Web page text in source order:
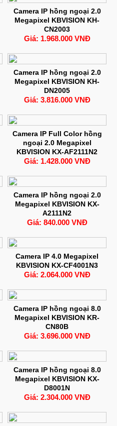
Camera IP hồng ngoại 2.0
Megapixel KBVISION KH-
CN2003
Giá: 1.968.000 VNĐ
Camera IP hồng ngoại 2.0
Megapixel KBVISION KH-
DN2005
Giá: 3.816.000 VNĐ
Camera IP Full Color hồng
ngoại 2.0 Megapixel
KBVISION KX-AF2111N2
Giá: 1.428.000 VNĐ
Camera IP hồng ngoại 2.0
Megapixel KBVISION KX-
A2111N2
Giá: 840.000 VNĐ
Camera IP 4.0 Megapixel
KBVISION KX-CF4001N3
Giá: 2.064.000 VNĐ
Camera IP hồng ngoại 8.0
Megapixel KBVISION KR-
CN80B
Giá: 3.696.000 VNĐ
Camera IP hồng ngoại 8.0
Megapixel KBVISION KX-
D8001N
Giá: 2.304.000 VNĐ